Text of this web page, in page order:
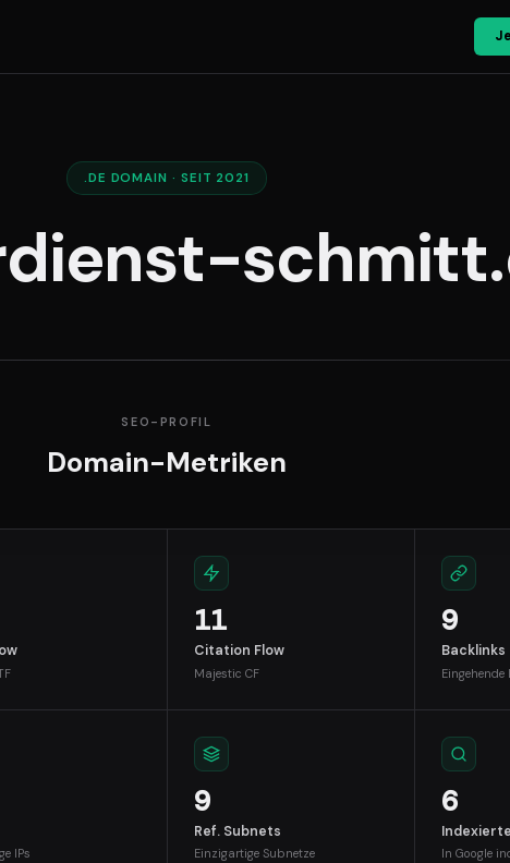
.DE DOMAIN · SEIT 2021
SEO-PROFIL
Domain-Metriken
11
Citation Flow
Majestic CF
9
Backlinks
Eingehende
IPs
9
Ref. Subnets
Einzigartige Subnetze
6
In Google